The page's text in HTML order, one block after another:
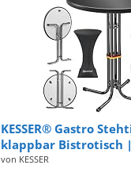
KESSER® Gastro
klappbar Bistrotisch |
Pulverbeschichtete
von KESSER